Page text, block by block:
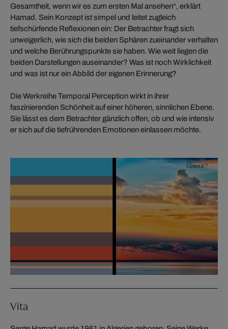
Gesamtheit, wenn wir es zum ersten Mal ansehen“, erklärt
Hamad. Sein Konzept ist simpel und leitet zugleich
tiefschürfende Reflexionen ein: Der Betrachter fragt sich
unweigerlich, wie sich die beiden Sphären zueinander verhalten
und welche Berührungspunkte sie haben. Wie weit liegen die
beiden Darstellungen auseinander? Was ist noch Wirklichkeit
und was ist nur ein Abbild der eigenen Erinnerung?
Die Werkreihe Temporal Perception wirkt in ihrer
faszinierenden Schönheit auf einer höheren, sinnlichen Ebene.
Sie lässt es dem Betrachter gänzlich offen, ob und wie intensiv
er sich auf die tiefrührenden Emotionen einlassen möchte.
Vita